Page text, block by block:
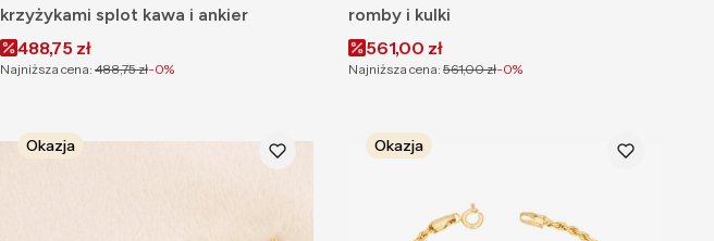
krzyżykami splot kawa i ankier
Cena promocyjna
488,75 zł
Najniższa cena: 488,75 zł-0%
romby i kulki
Cena promocyjna
561,00 zł
Najniższa cena: 561,00 zł-0%
Okazja Okazja